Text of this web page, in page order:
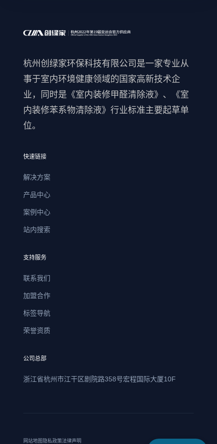
杭州创绿家环保科技有限公司是一家专业从
事于室内环境健康领域的国家高新技术企
业，同时是《室内装修甲醛清除液》、《室
内装修苯系物清除液》行业标准主要起草单
位。
快速链接
解决方案
产品中心
案例中心
站内搜索
支持服务
联系我们
加盟合作
标签导航
荣誉资质
公司总部
浙江省杭州市江干区剧院路358号宏程国际大厦10F
网站地图 隐私政策法律声明